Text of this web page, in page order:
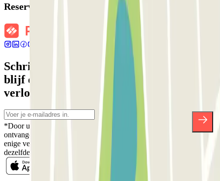
Reserveringsgegevens
Schrijf je in voor onze nieuwsbrief en
blijf op de hoogte van kortingen,
verlotingen en vele andere verrassingen.
*Door u in te schrijven aanvaardt u ons Privacybeleid voor het
ontvangen van commerciële communicatie van Parclick. Zonder
enige verplichting kunt u zich uitschrijven wanneer u maar wilt in
dezelfde nieuwsbrief.